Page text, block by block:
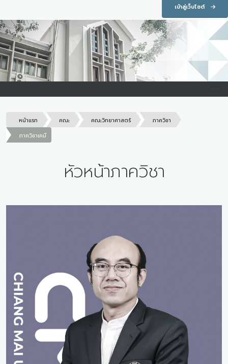
เข้าสู่เว็บไซต์
หน้าแรก คณะ คณะวิทยาศาสตร์
ภาควิชา
ภาควิชาเคมี
หัวหน้าภาควิชา